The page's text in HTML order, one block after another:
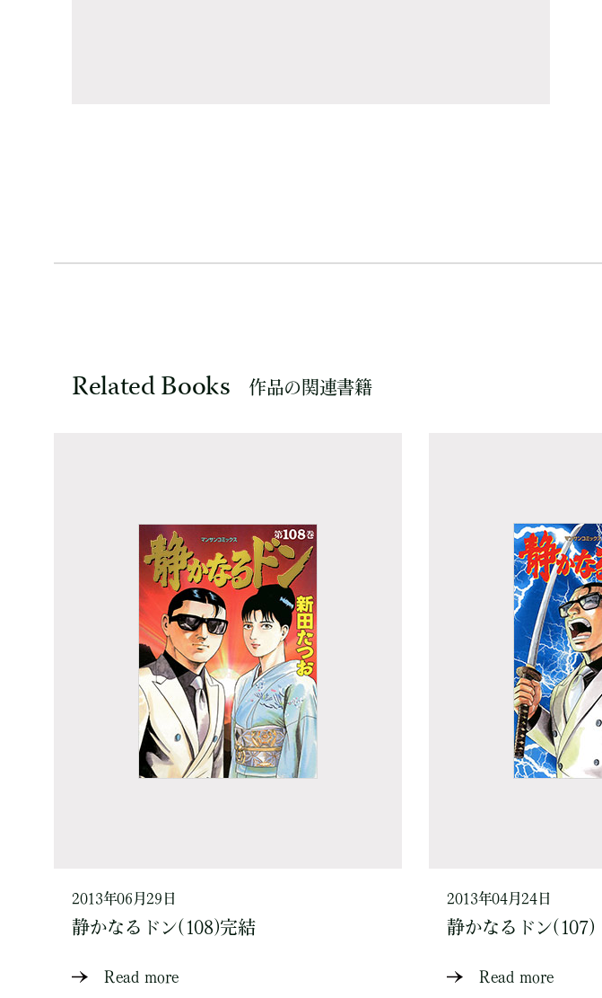
Related Books 作品の関連書籍
2013年06月29日
静かなるドン(108)完結
Read more
2013年04月24日
静かなるドン(107)
Read more